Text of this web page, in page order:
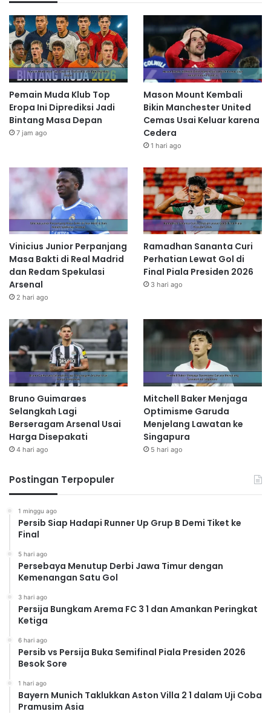
Pemain Muda Klub Top
Eropa Ini Diprediksi Jadi
Bintang Masa Depan
7 jam ago
Mason Mount Kembali
Bikin Manchester United
Cemas Usai Keluar karena
Cedera
1 hari ago
Vinicius Junior Perpanjang
Masa Bakti di Real Madrid
dan Redam Spekulasi
Arsenal
2 hari ago
Ramadhan Sananta Curi
Perhatian Lewat Gol di
Final Piala Presiden 2026
3 hari ago
Bruno Guimaraes
Selangkah Lagi
Berseragam Arsenal Usai
Harga Disepakati
4 hari ago
Mitchell Baker Menjaga
Optimisme Garuda
Menjelang Lawatan ke
Singapura
5 hari ago
Postingan Terpopuler
1 minggu ago
Persib Siap Hadapi Runner Up Grup B Demi Tiket ke
Final
5 hari ago
Persebaya Menutup Derbi Jawa Timur dengan
Kemenangan Satu Gol
3 hari ago
Persija Bungkam Arema FC 3 1 dan Amankan Peringkat
Ketiga
6 hari ago
Persib vs Persija Buka Semifinal Piala Presiden 2026
Besok Sore
1 hari ago
Bayern Munich Taklukkan Aston Villa 2 1 dalam Uji Coba
Pramusim Asia